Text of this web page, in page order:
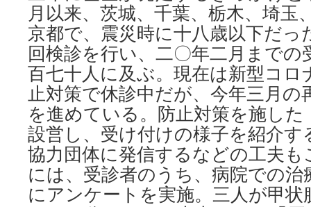
月以来、茨城、千葉、栃木、埼玉
京都で、震災時に十八歳以下だっ
回検診を行い、二〇年二月までの
百七十人に及ぶ。現在は新型コ
止対策で休診中だが、今年三月の
を進めている。防止対策を施し
設営し、受け付けの様子を紹介す
協力団体に発信するなどの工夫も
には、受診者のうち、病院での
にアンケートを実施。三人が甲